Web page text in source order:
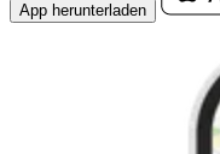
App herunterladen